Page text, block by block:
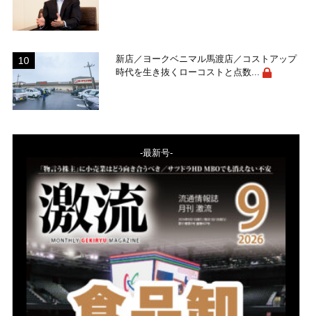
新店／ヨークベニマル馬渡店／コストアップ
時代を生き抜くローコストと点数...
-最新号-